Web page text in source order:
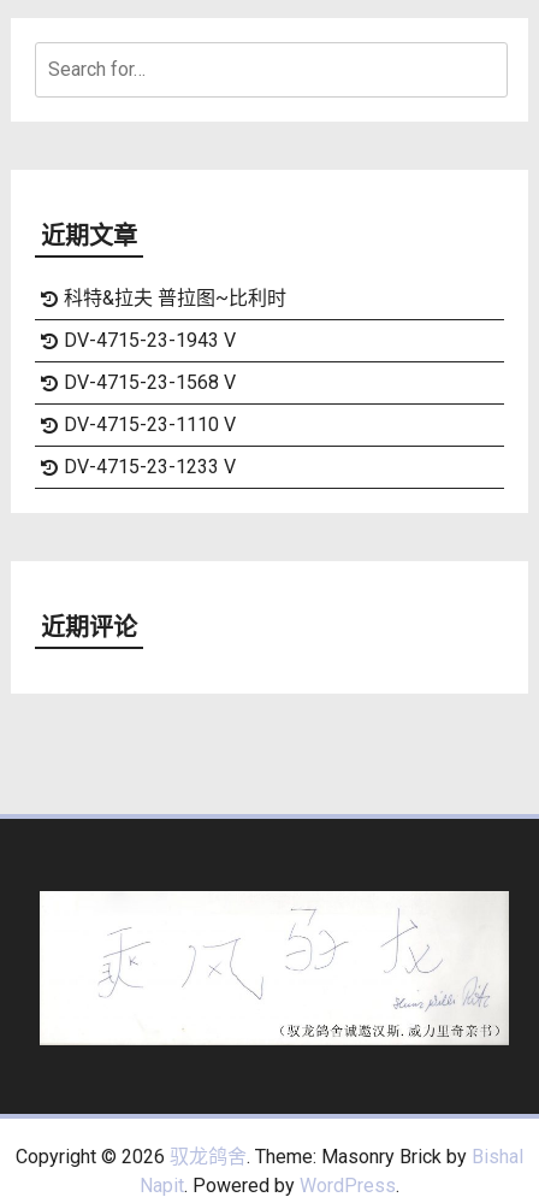
近期文章
科特&拉夫 普拉图~比利时
DV-4715-23-1943 V
DV-4715-23-1568 V
DV-4715-23-1110 V
DV-4715-23-1233 V
近期评论
Copyright © 2026 驭龙鸽舍. Theme: Masonry Brick by Bishal
Napit. Powered by WordPress.